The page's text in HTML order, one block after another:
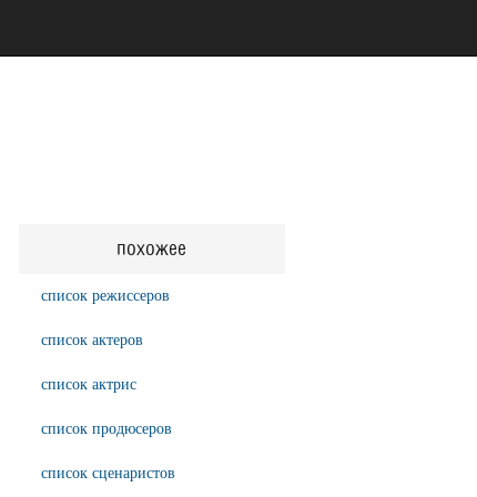
похожее
список режиссеров
список актеров
список актрис
список продюсеров
список сценаристов